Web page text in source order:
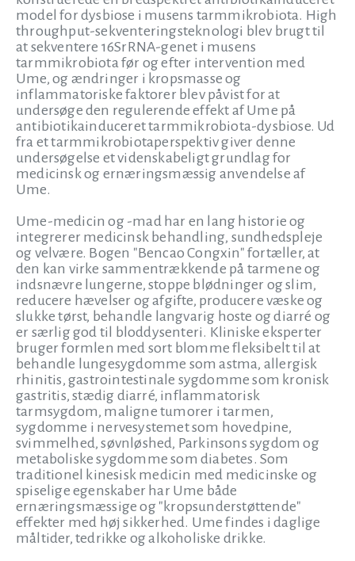
model for dysbiose i musens tarmmikrobiota. High
throughput-sekventeringsteknologi blev brugt til
at sekventere 16SrRNA-genet i musens
tarmmikrobiota før og efter intervention med
Ume, og ændringer i kropsmasse og
inflammatoriske faktorer blev påvist for at
undersøge den regulerende effekt af Ume på
antibiotikainduceret tarmmikrobiota-dysbiose. Ud
fra et tarmmikrobiotaperspektiv giver denne
undersøgelse et videnskabeligt grundlag for
medicinsk og ernæringsmæssig anvendelse af
Ume.
Ume-medicin og -mad har en lang historie og
integrerer medicinsk behandling, sundhedspleje
og velvære. Bogen "Bencao Congxin" fortæller, at
den kan virke sammentrækkende på tarmene og
indsnævre lungerne, stoppe blødninger og slim,
reducere hævelser og afgifte, producere væske og
slukke tørst, behandle langvarig hoste og diarré og
er særlig god til bloddysenteri. Kliniske eksperter
bruger formlen med sort blomme fleksibelt til at
behandle lungesygdomme som astma, allergisk
rhinitis, gastrointestinale sygdomme som kronisk
gastritis, stædig diarré, inflammatorisk
tarmsygdom, maligne tumorer i tarmen,
sygdomme i nervesystemet som hovedpine,
svimmelhed, søvnløshed, Parkinsons sygdom og
metaboliske sygdomme som diabetes. Som
traditionel kinesisk medicin med medicinske og
spiselige egenskaber har Ume både
ernæringsmæssige og "kropsunderstøttende"
effekter med høj sikkerhed. Ume findes i daglige
måltider, tedrikke og alkoholiske drikke.